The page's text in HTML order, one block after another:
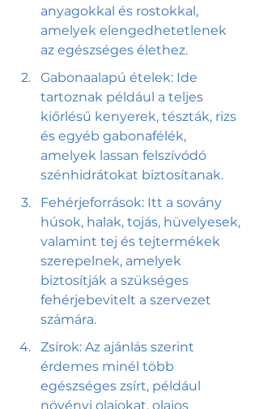
anyagokkal és rostokkal,
amelyek elengedhetetlenek
az egészséges élethez.
Gabonaalapú ételek: Ide
tartoznak például a teljes
kiőrlésű kenyerek, tészták, rizs
és egyéb gabonafélék,
amelyek lassan felszívódó
szénhidrátokat biztosítanak.
Fehérjeforrások: Itt a sovány
húsok, halak, tojás, hüvelyesek,
valamint tej és tejtermékek
szerepelnek, amelyek
biztosítják a szükséges
fehérjebevitelt a szervezet
számára.
Zsírok: Az ajánlás szerint
érdemes minél több
egészséges zsírt, például
növényi olajokat, olajos